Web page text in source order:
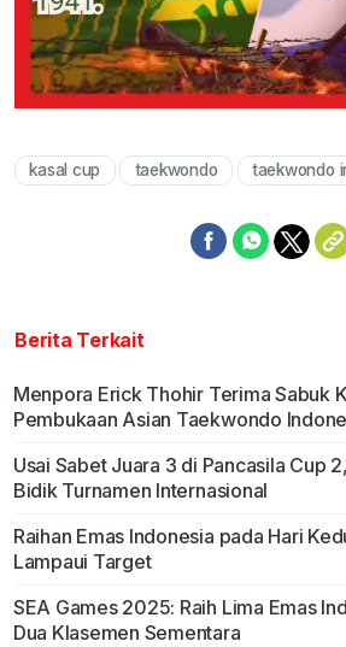
kasal cup taekwondo taekwondo
Berita Terkait
Menpora Erick Thohir Terima Sabuk
Pembukaan Asian Taekwondo
Usai Sabet Juara 3 di Pancasila Cup
Bidik Turnamen Internasional
Raihan Emas Indonesia pada Hari
Lampaui Target
SEA Games 2025: Raih Lima Emas
Dua Klasemen Sementara